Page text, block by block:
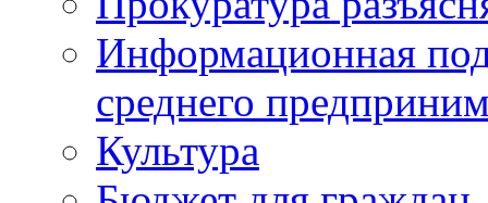
Информационная
среднего
Культура